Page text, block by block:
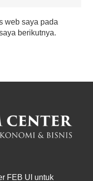
web saya pada
berikutnya.
FEB UI untuk